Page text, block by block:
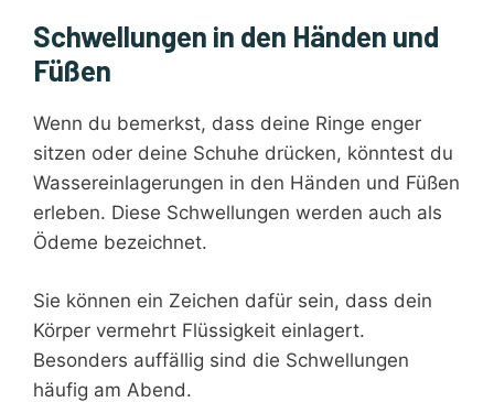
Schwellungen in den Händen und
Füßen
Wenn du bemerkst, dass deine Ringe enger
sitzen oder deine Schuhe drücken, könntest du
Wassereinlagerungen in den Händen und Füßen
erleben. Diese Schwellungen werden auch als
Ödeme bezeichnet.
Sie können ein Zeichen dafür sein, dass dein
Körper vermehrt Flüssigkeit einlagert.
Besonders auffällig sind die Schwellungen
häufig am Abend.